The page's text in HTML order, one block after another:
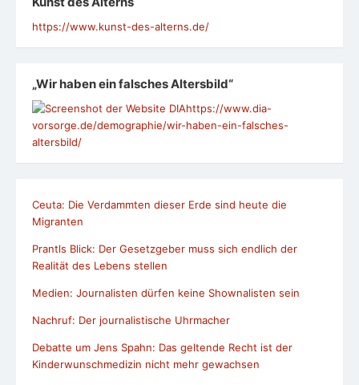
https://www.kunst-des-alterns.de/
„Wir haben ein falsches Altersbild“
https://www.dia-
vorsorge.de/demographie/wir-haben-ein-falsches-
altersbild/
Ceuta: Die Verdammten dieser Erde sind heute die
Migranten
Prantls Blick: Der Gesetzgeber muss sich endlich der
Realität des Lebens stellen
Medien: Journalisten dürfen keine Shownalisten sein
Nachruf: Der journalistische Uhrmacher
Debatte um Jens Spahn: Das geltende Recht ist der
Kinderwunschmedizin nicht mehr gewachsen